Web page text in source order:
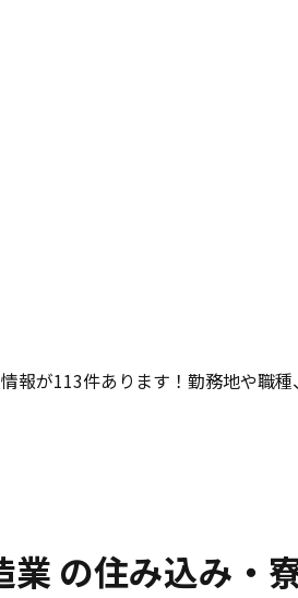
報が113件あります！勤務地や職
業 の住み込み・